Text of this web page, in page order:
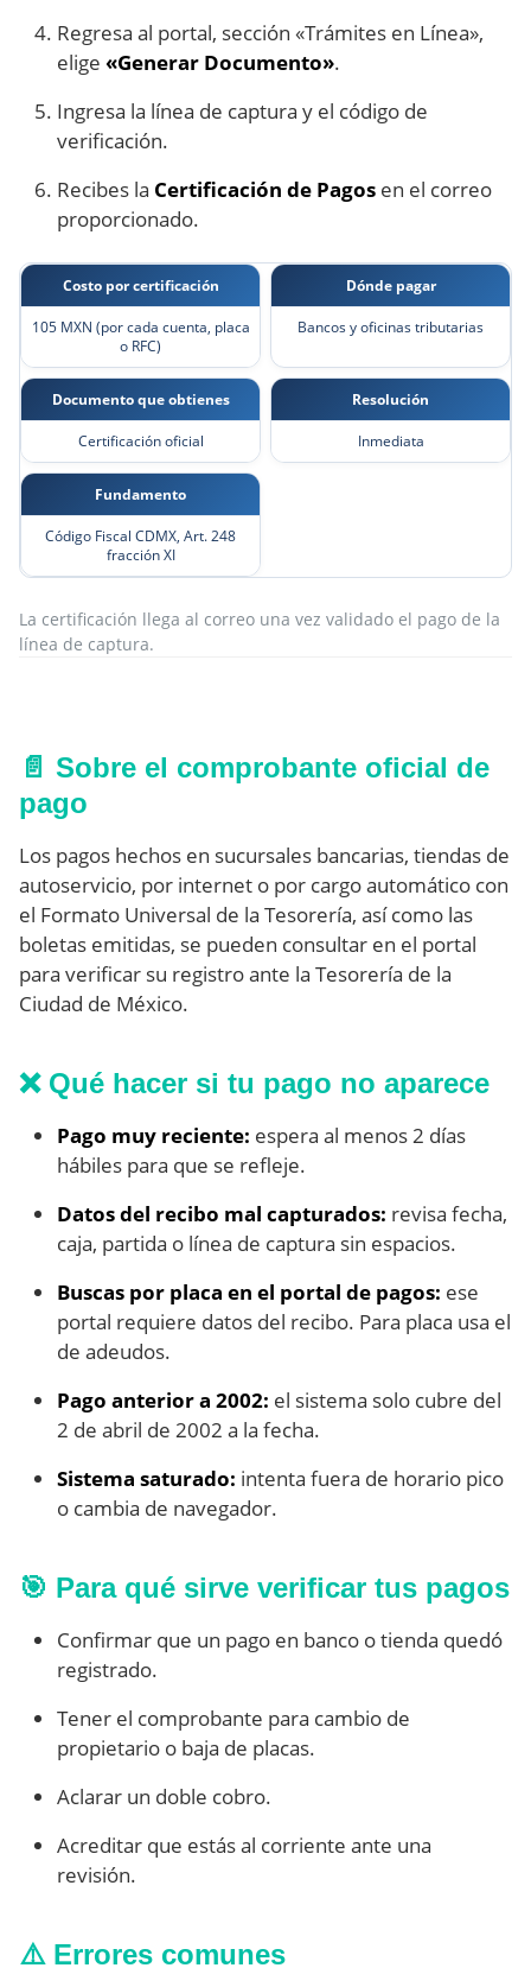
Regresa al portal, sección «Trámites en Línea»,
elige «Generar Documento».
Ingresa la línea de captura y el código de
verificación.
Recibes la Certificación de Pagos en el correo
proporcionado.
Costo por certificación
105 MXN (por cada cuenta, placa
o RFC)
Dónde pagar
Bancos y oficinas tributarias
Documento que obtienes
Certificación oficial
Resolución
Inmediata
Fundamento
Código Fiscal CDMX, Art. 248
fracción XI
La certificación llega al correo una vez validado el pago de la
línea de captura.
📄 Sobre el comprobante oficial de
pago
Los pagos hechos en sucursales bancarias, tiendas de
autoservicio, por internet o por cargo automático con
el Formato Universal de la Tesorería, así como las
boletas emitidas, se pueden consultar en el portal
para verificar su registro ante la Tesorería de la
Ciudad de México.
❌ Qué hacer si tu pago no aparece
Pago muy reciente: espera al menos 2 días
hábiles para que se refleje.
Datos del recibo mal capturados: revisa fecha,
caja, partida o línea de captura sin espacios.
Buscas por placa en el portal de pagos: ese
portal requiere datos del recibo. Para placa usa el
de adeudos.
Pago anterior a 2002: el sistema solo cubre del
2 de abril de 2002 a la fecha.
Sistema saturado: intenta fuera de horario pico
o cambia de navegador.
🎯 Para qué sirve verificar tus pagos
Confirmar que un pago en banco o tienda quedó
registrado.
Tener el comprobante para cambio de
propietario o baja de placas.
Aclarar un doble cobro.
Acreditar que estás al corriente ante una
revisión.
⚠️ Errores comunes